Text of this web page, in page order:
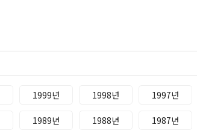
1999년 1998년 1997년
1989년 1988년 1987년